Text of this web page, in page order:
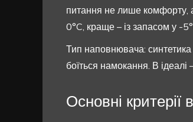
питання не лише комфорту,
0°C, краще – із запасом у -
Тип наповнювача:
боїться намокання. В ідеалі
Основні